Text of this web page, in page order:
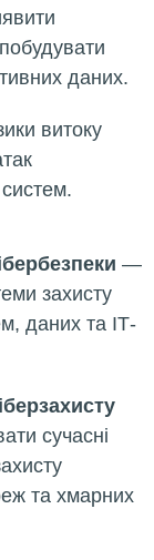
даних.
витоку
—
захисту
даних та ІТ-
сучасні
та хмарних